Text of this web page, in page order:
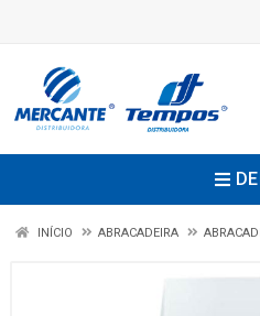
INÍCIO ABRACADEIRA